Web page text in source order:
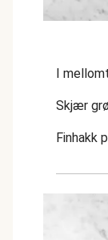
I
Skjær
Finhakk